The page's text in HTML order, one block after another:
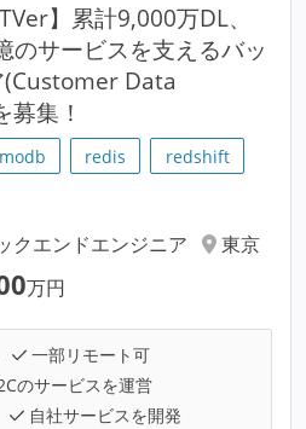
】累計9,000万DL、
のサービスを支えるバッ
(Customer Data
集！
redis
redshift
クエンドエンジニア
東京
万円
一部リモート可
のサービスを運営
自社サービスを開発